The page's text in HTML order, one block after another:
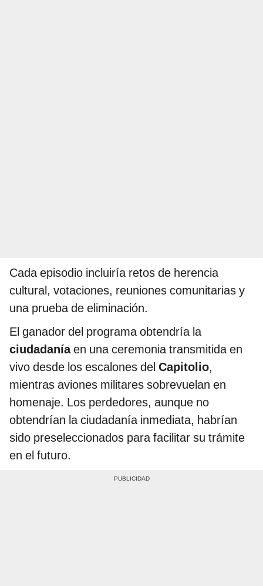
Cada episodio incluiría retos de herencia
cultural, votaciones, reuniones comunitarias y
una prueba de eliminación.
El ganador del programa obtendría la
ciudadaníaen una ceremonia transmitida en
vivo desde los escalones del Capitolio,
mientras aviones militares sobrevuelan en
homenaje. Los perdedores, aunque no
obtendrían la ciudadanía inmediata, habrían
sido preseleccionados para facilitar su trámite
en el futuro.